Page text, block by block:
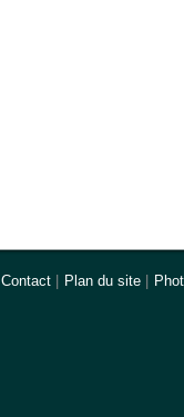
Contact Plan du site